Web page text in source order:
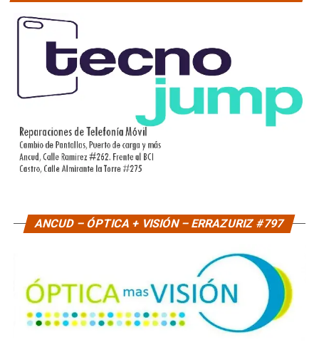
ANCUD – ÓPTICA + VISIÓN – ERRAZURIZ #797